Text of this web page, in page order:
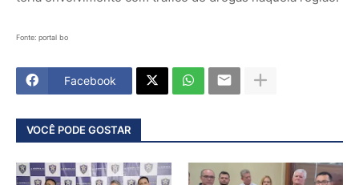
Fonte: portal bo
Facebook
VOCÊ PODE GOSTAR